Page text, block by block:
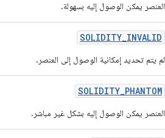
العنصر يمكن الوصول إليه بسهولة.
SOLIDITY_INVALID
لم يتم تحديد إمكانية الوصول إلى العنصر.
SOLIDITY_PHANTOM
العنصر يمكن الوصول إليه بشكل غير مباشر.